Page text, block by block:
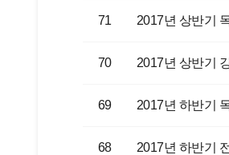
71 2017년 상반기
70 2017년 상반기
69 2017년 하반기
68 2017년 하반기